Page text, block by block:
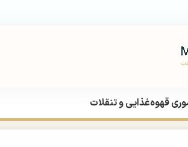
قهوهغذایی و تنقلات